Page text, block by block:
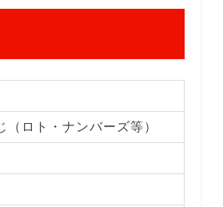
ロト・ナンバーズ等）